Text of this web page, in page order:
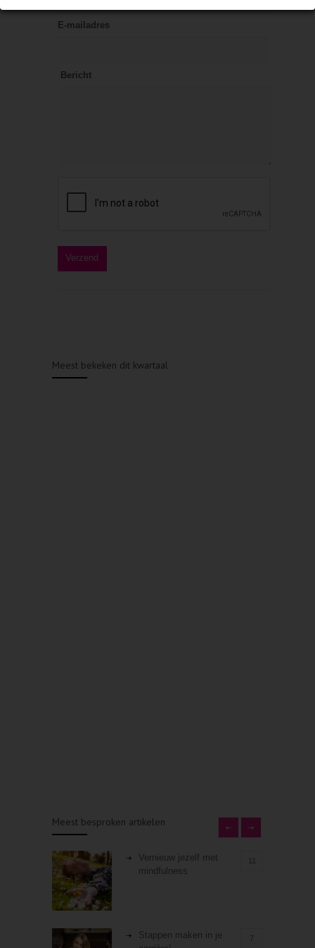
E-mailadres
Bericht
Meest bekeken dit kwartaal
Meest besproken artikelen
Vernieuw jezelf met
mindfulness
Stappen maken in je
7